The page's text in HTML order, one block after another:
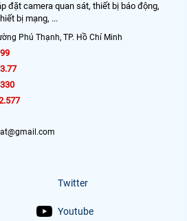
đặt camera quan sát, thiết bị báo động,
bị mạng, ...
Phú Thạnh, TP. Hồ Chí Minh
Twitter
Youtube